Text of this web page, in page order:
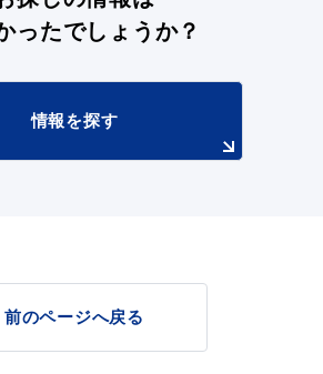
ったでしょうか？
情報を探す
前のページへ戻る